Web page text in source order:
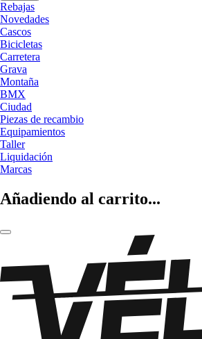
Rebajas
Novedades
Cascos
Bicicletas
Carretera
Grava
Montaña
BMX
Ciudad
Piezas de recambio
Equipamientos
Taller
Liquidación
Marcas
Añadiendo al carrito...